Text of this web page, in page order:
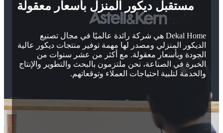
مستقبل ديكور المنزل بأسعار معقولة
Dekal Home هي شركة رائدة عالميًا في مجال تصنيع
الديكور المنزلي ومصدر لها مهمة توفير منتجات ديكور عالية
الجودة وبأسعار معقولة. مع أكثر من عشر سنوات من
الخبرة في الصناعة، نحن ملتزمون بالبحث والتطوير والإنتاج
والخدمة لتلبية احتياجات العملاء وتوقعاتهم.